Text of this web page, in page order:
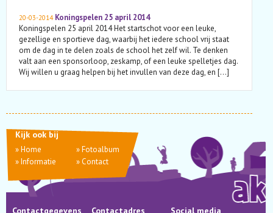
20-03-2014Koningspelen 25 april 2014
Koningspelen 25 april 2014 Het startschot voor een leuke,
gezellige en sportieve dag, waarbij het iedere school vrij staat
om de dag in te delen zoals de school het zelf wil. Te denken
valt aan een sponsorloop, zeskamp, of een leuke spelletjes dag.
Wij willen u graag helpen bij het invullen van deze dag, en […]
Kijk ook bij
»Home »Fotoalbum
»Informatie »Contact
Contactgegevens Contactadres Social media